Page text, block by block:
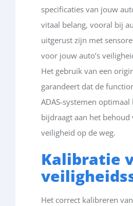
specificaties van jouw
vitaal belang, vooral bij
uitgerust zijn met
voor jouw auto’s
Het gebruik van een
garandeert dat de
ADAS-systemen
bijdraagt aan het behoud
veiligheid op de weg.
Kalibratie
Het correct kalibreren van